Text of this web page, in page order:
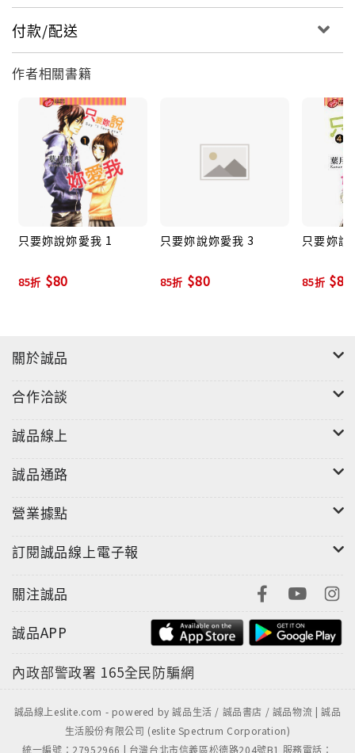
付款/配送
作者相關書籍
只要妳說妳愛我 1
85折 $80
只要妳說妳愛我 3
85折 $80
只要妳說
85折 $80
關於誠品
合作洽談
誠品線上
誠品通路
營業據點
訂閱誠品線上電子報
關注誠品
誠品APP
內政部警政署 165全民防騙網
誠品線上eslite.com - powered by 誠品生活 / 誠品書店 / 誠品物流 | 誠品
生活股份有限公司 (eslite Spectrum Corporation)
統一編號：27952966 | 台灣台北市信義區松德路204號B1 服務電話：